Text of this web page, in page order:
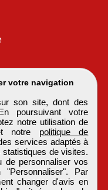
votre navigation
son site, dont des
poursuivant votre
notre utilisation de
notre politique de
services adaptés à
de visites.
de personnaliser vos
Par
changer d'avis en